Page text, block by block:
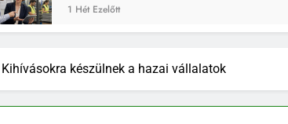
Kihívásokra készülnek a hazai vállalatok